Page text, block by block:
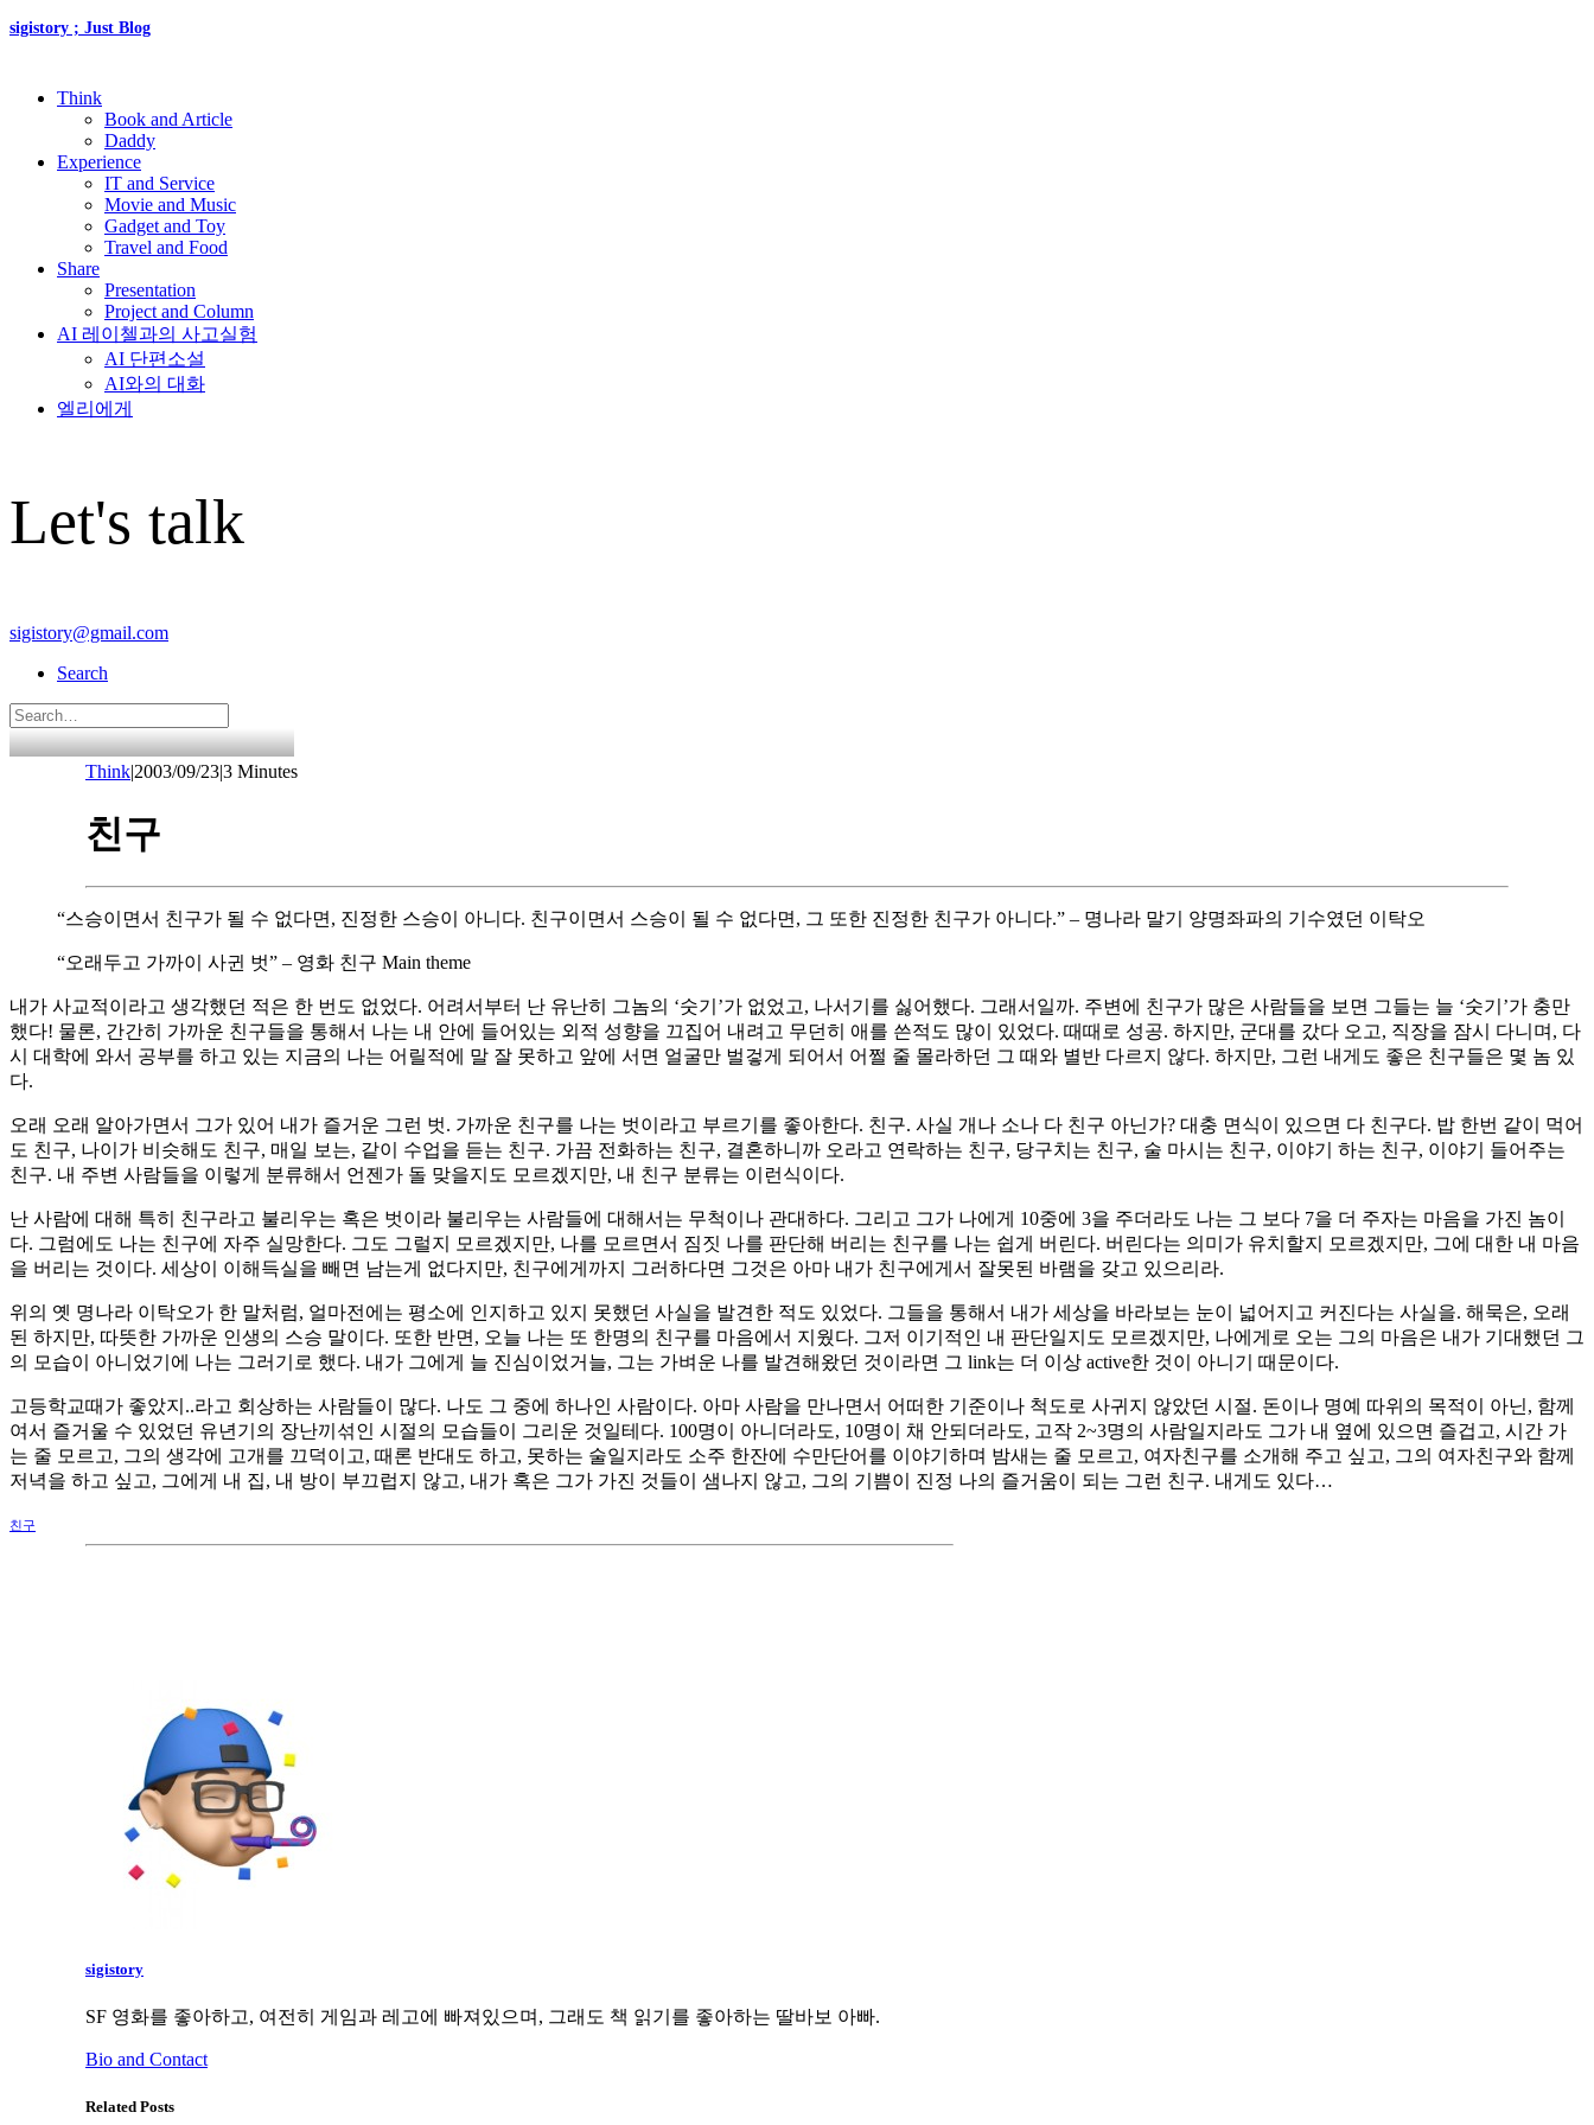
sigistory ; Just Blog
Think
Book and Article
Daddy
Experience
IT and Service
Movie and Music
Gadget and Toy
Travel and Food
Share
Presentation
Project and Column
AI 레이첼과의 사고실험
AI 단편소설
AI와의 대화
엘리에게
Let's talk
sigistory@gmail.com
Search
Think|2003/09/23|3 Minutes
친구
“스승이면서 친구가 될 수 없다면, 진정한 스승이 아니다. 친구이면서 스승이 될 수 없다면, 그 또한 진정한 친구가 아니다.” – 명나라 말기 양명좌파의 기수였던 이탁오
“오래두고 가까이 사귄 벗” – 영화 친구 Main theme
내가 사교적이라고 생각했던 적은 한 번도 없었다. 어려서부터 난 유난히 그놈의 ‘숫기’가 없었고, 나서기를 싫어했다. 그래서일까. 주변에 친구가 많은 사람들을 보면 그들는 늘 ‘숫기’가 충만
했다! 물론, 간간히 가까운 친구들을 통해서 나는 내 안에 들어있는 외적 성향을 끄집어 내려고 무던히 애를 쓴적도 많이 있었다. 때때로 성공. 하지만, 군대를 갔다 오고, 직장을 잠시 다니며, 다
시 대학에 와서 공부를 하고 있는 지금의 나는 어릴적에 말 잘 못하고 앞에 서면 얼굴만 벌겋게 되어서 어쩔 줄 몰라하던 그 때와 별반 다르지 않다. 하지만, 그런 내게도 좋은 친구들은 몇 놈 있
다.
오래 오래 알아가면서 그가 있어 내가 즐거운 그런 벗. 가까운 친구를 나는 벗이라고 부르기를 좋아한다. 친구. 사실 개나 소나 다 친구 아닌가? 대충 면식이 있으면 다 친구다. 밥 한번 같이 먹어
도 친구, 나이가 비슷해도 친구, 매일 보는, 같이 수업을 듣는 친구. 가끔 전화하는 친구, 결혼하니까 오라고 연락하는 친구, 당구치는 친구, 술 마시는 친구, 이야기 하는 친구, 이야기 들어주는
친구. 내 주변 사람들을 이렇게 분류해서 언젠가 돌 맞을지도 모르겠지만, 내 친구 분류는 이런식이다.
난 사람에 대해 특히 친구라고 불리우는 혹은 벗이라 불리우는 사람들에 대해서는 무척이나 관대하다. 그리고 그가 나에게 10중에 3을 주더라도 나는 그 보다 7을 더 주자는 마음을 가진 놈이
다. 그럼에도 나는 친구에 자주 실망한다. 그도 그럴지 모르겠지만, 나를 모르면서 짐짓 나를 판단해 버리는 친구를 나는 쉽게 버린다. 버린다는 의미가 유치할지 모르겠지만, 그에 대한 내 마음
을 버리는 것이다. 세상이 이해득실을 빼면 남는게 없다지만, 친구에게까지 그러하다면 그것은 아마 내가 친구에게서 잘못된 바램을 갖고 있으리라.
위의 옛 명나라 이탁오가 한 말처럼, 얼마전에는 평소에 인지하고 있지 못했던 사실을 발견한 적도 있었다. 그들을 통해서 내가 세상을 바라보는 눈이 넓어지고 커진다는 사실을. 해묵은, 오래
된 하지만, 따뜻한 가까운 인생의 스승 말이다. 또한 반면, 오늘 나는 또 한명의 친구를 마음에서 지웠다. 그저 이기적인 내 판단일지도 모르겠지만, 나에게로 오는 그의 마음은 내가 기대했던 그
의 모습이 아니었기에 나는 그러기로 했다. 내가 그에게 늘 진심이었거늘, 그는 가벼운 나를 발견해왔던 것이라면 그 link는 더 이상 active한 것이 아니기 때문이다.
고등학교때가 좋았지..라고 회상하는 사람들이 많다. 나도 그 중에 하나인 사람이다. 아마 사람을 만나면서 어떠한 기준이나 척도로 사귀지 않았던 시절. 돈이나 명예 따위의 목적이 아닌, 함께
여서 즐거울 수 있었던 유년기의 장난끼섞인 시절의 모습들이 그리운 것일테다. 100명이 아니더라도, 10명이 채 안되더라도, 고작 2~3명의 사람일지라도 그가 내 옆에 있으면 즐겁고, 시간 가
는 줄 모르고, 그의 생각에 고개를 끄덕이고, 때론 반대도 하고, 못하는 술일지라도 소주 한잔에 수만단어를 이야기하며 밤새는 줄 모르고, 여자친구를 소개해 주고 싶고, 그의 여자친구와 함께
저녁을 하고 싶고, 그에게 내 집, 내 방이 부끄럽지 않고, 내가 혹은 그가 가진 것들이 샘나지 않고, 그의 기쁨이 진정 나의 즐거움이 되는 그런 친구. 내게도 있다…
친구
sigistory
SF 영화를 좋아하고, 여전히 게임과 레고에 빠져있으며, 그래도 책 읽기를 좋아하는 딸바보 아빠.
Bio and Contact
Related Posts